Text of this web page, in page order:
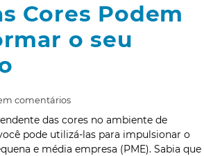
Cores Podem
o seu
comentários
das cores no ambiente de
pode utilizá-las para impulsionar o
e média empresa (PME). Sabia que